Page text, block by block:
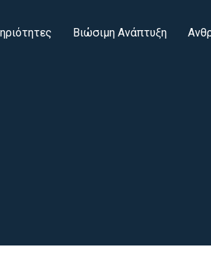
Βιώσιμη Ανάπτυξη